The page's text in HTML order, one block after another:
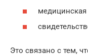
медицинская
Это связано с тем,